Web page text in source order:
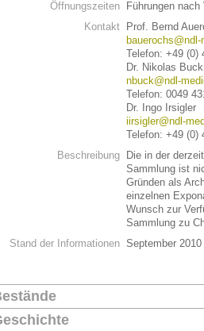
Öffnungszeiten
Führungen nach
Kontakt
Prof. Bernd
Telefon: +49 (0)
Dr. Nikolas Buck
nbuck@ndl-
Telefon: 0049
Dr. Ingo Irsigler
iirsigler@ndl-
Telefon: +49 (0)
Beschreibung
Die in der
Sammlung ist
Gründen als
einzelnen
Wunsch zur
Sammlung zu
Stand der Informationen September 2010